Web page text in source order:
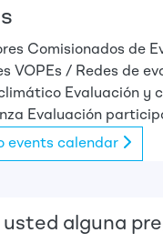
Comisionados de
VOPEs / Redes de
Evaluación y
Evaluación
events calendar
usted alguna